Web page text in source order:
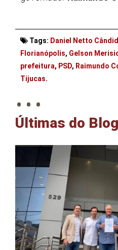
Tags: Daniel Netto
Florianópolis, Gelson
prefeitura, PSD, Raimundo
Tijucas.
. . .
Últimas do Blog